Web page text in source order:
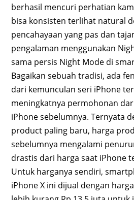
berhasil mencuri perhatian
bisa konsisten terlihat natural
pencahayaan yang pas dan
pengalaman menggunakan
sama persis Night Mode di
Bagaikan sebuah tradisi, ada
dari kemunculan seri iPhone
meningkatnya permohonan
iPhone sebelumnya. Ternyata
product paling baru, harga
sebelumnya mengalami
drastis dari harga saat iPhone
Untuk harganya sendiri,
iPhone X ini dijual dengan